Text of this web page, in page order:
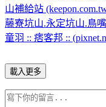
山補給站
藤寮坑山.永定坑山.鳥
童羽 :: 痞客邦 ::
載入更多